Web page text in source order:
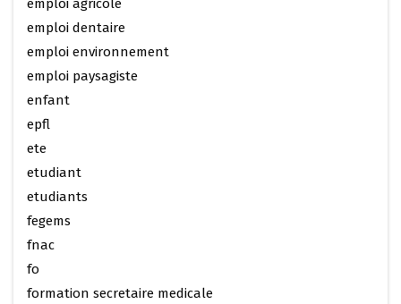
emploi agricole
emploi dentaire
emploi environnement
emploi paysagiste
enfant
epfl
ete
etudiant
etudiants
fegems
fnac
fo
formation secretaire medicale